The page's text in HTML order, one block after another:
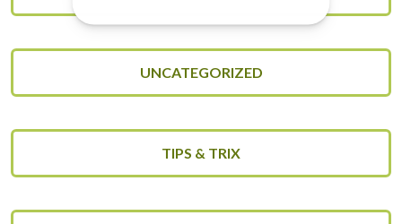
UNCATEGORIZED
TIPS & TRIX